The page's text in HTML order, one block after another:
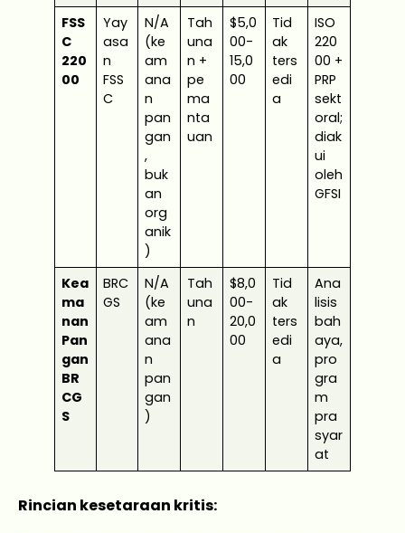
FSS
C
220
00
Yay
asa
n
FSS
C
N/A
(ke
am
ana
n
pan
gan
,
buk
an
org
anik
)
Tah
una
n +
pe
ma
nta
uan
$5,0
00-
15,0
00
Tid
ak
ters
edi
a
ISO
220
00 +
PRP
sekt
oral;
diak
ui
oleh
GFSI
Kea
ma
nan
Pan
gan
BR
CG
S
BRC
GS
N/A
(ke
am
ana
n
pan
gan
)
Tah
una
n
$8,0
00-
20,0
00
Tid
ak
ters
edi
a
Ana
lisis
bah
aya,
pro
gra
m
pra
syar
at
Rincian kesetaraan kritis: